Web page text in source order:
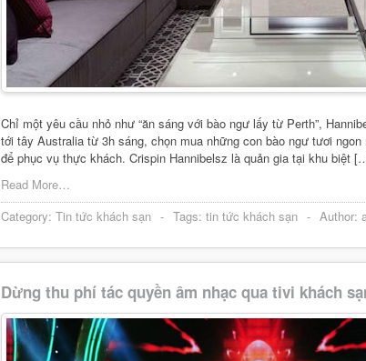
Chỉ một yêu cầu nhỏ như “ăn sáng với bào ngư lấy từ Perth”,
tới tây Australia từ 3h sáng, chọn mua những con bào ngư tươi
để phục vụ thực khách. Crispin Hannibelsz là quản gia tại khu biệt
Read More…
Category: Tin tức khách sạn - Tags: tin tức khách sạn - Author:
Dừng thu phí tác quyền âm nhạc qua tivi khách